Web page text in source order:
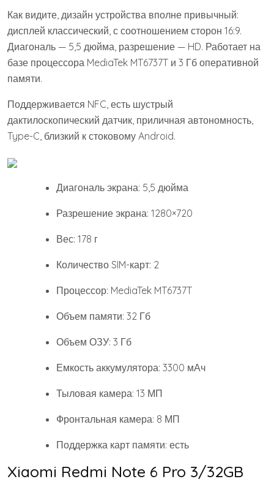
Как видите, дизайн устройства вполне привычный:
дисплей классический, с соотношением сторон 16:9.
Диагональ — 5,5 дюйма, разрешение — HD. Работает на
базе процессора MediaTek MT6737T и 3 Гб оперативной
памяти.
Поддерживается NFC, есть шустрый
дактилоскопический датчик, приличная автономность,
Type-C, близкий к стоковому Android.
Диагональ экрана: 5,5 дюйма
Разрешение экрана: 1280×720
Вес: 178 г
Количество SIM-карт: 2
Процессор: MediaTek MT6737T
Объем памяти: 32 Гб
Объем ОЗУ: 3 Гб
Емкость аккумулятора: 3300 мАч
Тыловая камера: 13 МП
Фронтальная камера: 8 МП
Поддержка карт памяти: есть
Xiaomi Redmi Note 6 Pro 3/32GB